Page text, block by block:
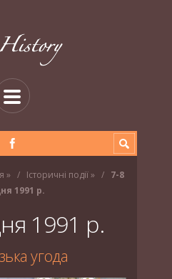
» Історичні події»
7-8
1991 р.
1991 р.
угода